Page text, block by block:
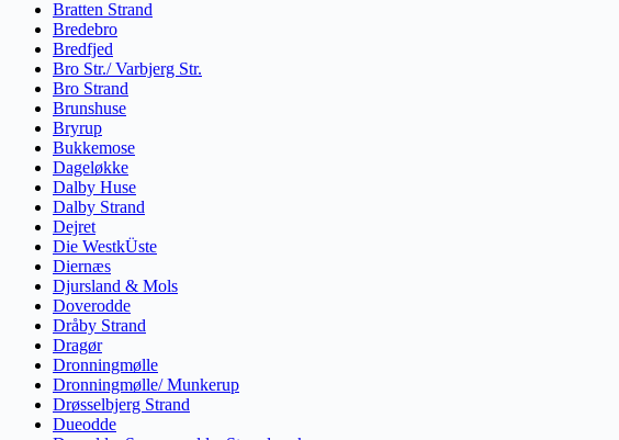
Bratten Strand
Bredebro
Bredfjed
Bro Str./ Varbjerg Str.
Bro Strand
Brunshuse
Bryrup
Bukkemose
Dageløkke
Dalby Huse
Dalby Strand
Dejret
Die WestkÜste
Diernæs
Djursland & Mols
Doverodde
Dråby Strand
Dragør
Dronningmølle
Dronningmølle/ Munkerup
Drøsselbjerg Strand
Dueodde